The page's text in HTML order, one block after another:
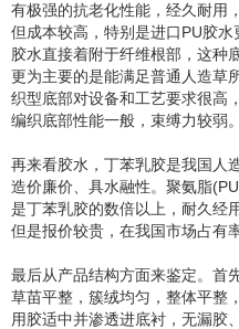
有极强的抗老化性能，经久耐用
但成本较高，特别是进口PU胶水
胶水直接着附于纤维根部，这种
更为主要的是能满足普通人造草
织型底部对设备和工艺要求很高
编织底部性能一般，束缚力较弱。
再来看胶水，丁苯乳胶是我国人
造价廉价、具水融性。聚氨脂
是丁苯乳胶的数倍以上，耐久经
但是报价较贵，在我国市场占有
最后从产品结构方面来鉴定。首
草苗平整，簇绒均匀，整体平整
用胶适中并渗透进底衬，无漏胶